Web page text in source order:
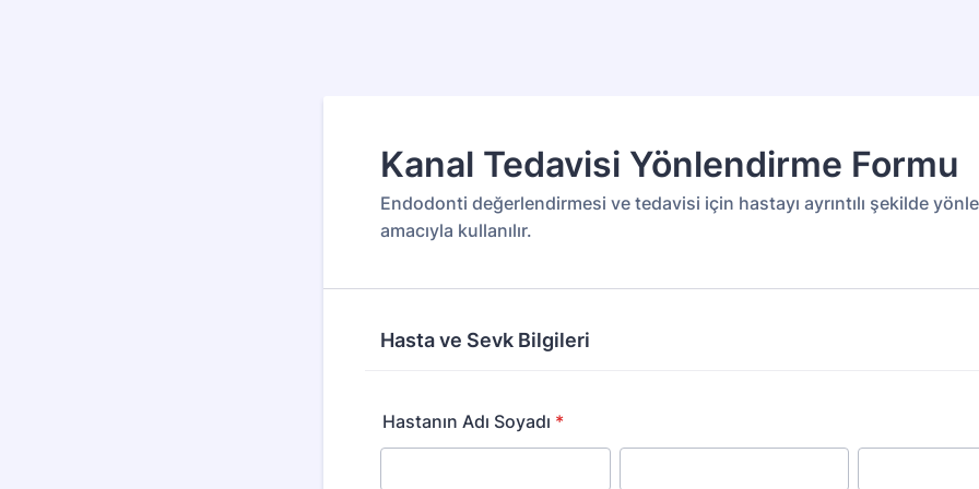
Kanal Tedavisi Yönlendirme Formu
Endodonti değerlendirmesi ve tedavisi için hastayı ayrıntılı şekilde
amacıyla kullanılır.
Hasta ve Sevk Bilgileri
Hastanın Adı Soyadı *